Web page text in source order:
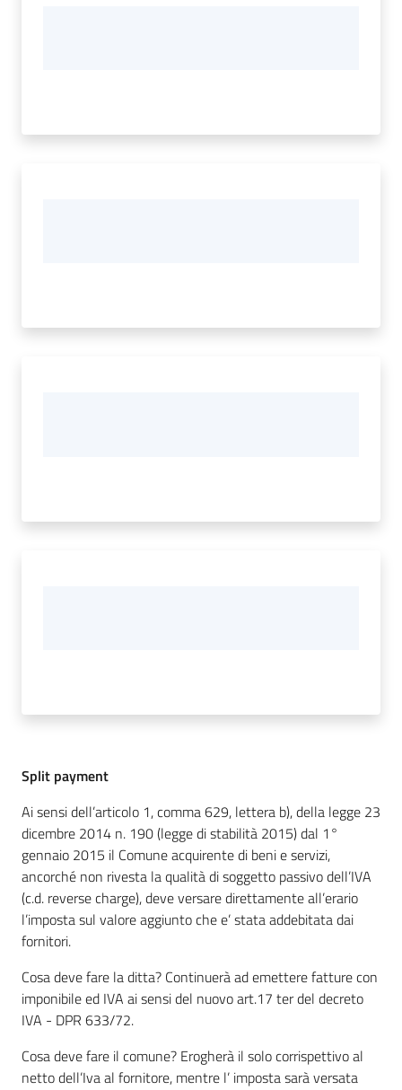
Split payment
Ai sensi dell’articolo 1, comma 629, lettera b), della legge 23
dicembre 2014 n. 190 (legge di stabilità 2015) dal 1°
gennaio 2015 il Comune acquirente di beni e servizi,
ancorché non rivesta la qualità di soggetto passivo dell’IVA
(c.d. reverse charge), deve versare direttamente all’erario
l’imposta sul valore aggiunto che e’ stata addebitata dai
fornitori.
Cosa deve fare la ditta? Continuerà ad emettere fatture con
imponibile ed IVA ai sensi del nuovo art.17 ter del decreto
IVA - DPR 633/72.
Cosa deve fare il comune? Erogherà il solo corrispettivo al
netto dell’Iva al fornitore, mentre l’ imposta sarà versata